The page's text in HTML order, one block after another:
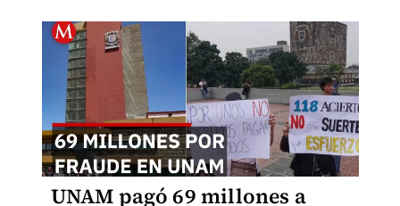
UNAM pagó 69 millones a